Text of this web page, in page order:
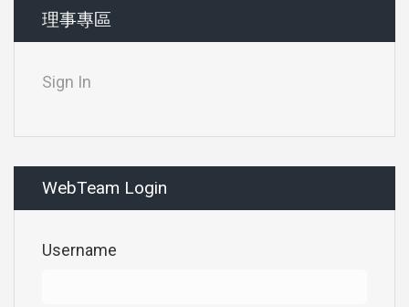
理事專區
Sign In
WebTeam Login
Username